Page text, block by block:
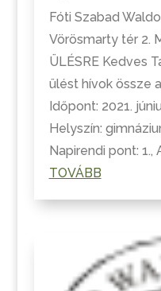
Fóti Szabad
Vörösmarty tér 2.
ÜLÉSRE Kedves
ülést hívok össze
Időpont: 2021.
Helyszín:
Napirendi pont: 1.,
TOVÁBB